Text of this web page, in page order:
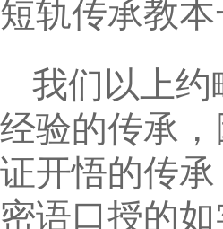
短轨传承教
我们以上约
经验的传承
证开悟的传
密语口授的